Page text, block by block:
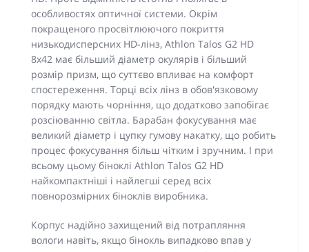
особливостях оптичної системи. Окрім
покращеного просвітлюючого покриття
низькодисперсних HD-лінз, Athlon Talos G2 HD
8x42 має більший діаметр окулярів і більший
розмір призм, що суттєво впливає на комфорт
спостереження. Торці всіх лінз в обов'язковому
порядку мають чорніння, що додатково запобігає
розсіюванню світла. Барабан фокусування має
великий діаметр і цупку гумову накатку, що робить
процес фокусування більш чітким і зручним. І при
всьому цьому біноклі Athlon Talos G2 HD
найкомпактніші і найлегші серед всіх
повнорозмірних біноклів виробника.
Корпус надійно захищений від потрапляння
вологи навіть, якщо бінокль випадково впав у